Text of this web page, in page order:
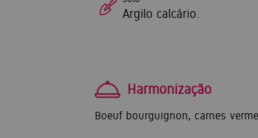
Argilo calcário.
Harmonização
Boeuf bourguignon, carnes